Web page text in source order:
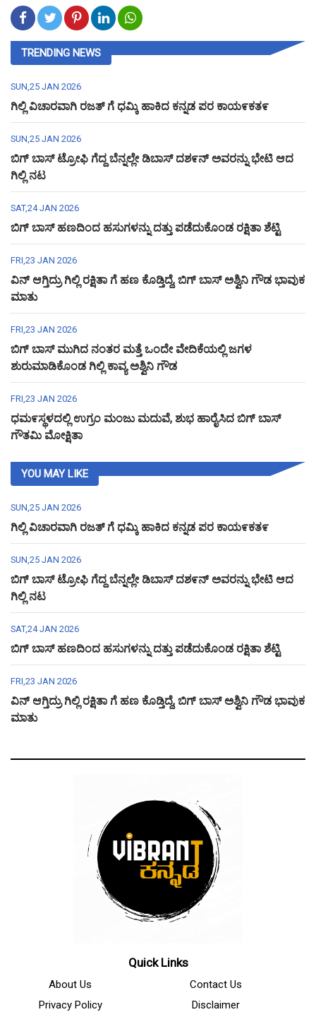
TRENDING NEWS
SUN,25 JAN 2026
ಗಿಲ್ಲಿ ವಿಚಾರವಾಗಿ ರಜತ್ ಗೆ ಧಮ್ಕಿ ಹಾಕಿದ ಕನ್ನಡ ಪರ ಕಾಯ೯ಕತ೯
SUN,25 JAN 2026
ಬಿಗ್ ಬಾಸ್ ಟ್ರೋಫಿ ಗೆದ್ದ ಬೆನ್ನಲ್ಲೇ ಡಿಬಾಸ್ ದಶ೯ನ್ ಅವರನ್ನು ಭೇಟಿ ಆದ
ಗಿಲ್ಲಿ ನಟ
SAT,24 JAN 2026
ಬಿಗ್ ಬಾಸ್ ಹಣದಿಂದ ಹಸುಗಳನ್ನು ದತ್ತು ಪಡೆದುಕೊಂಡ ರಕ್ಷಿತಾ ಶೆಟ್ಟಿ
FRI,23 JAN 2026
ವಿನ್ ಆಗ್ತಿದ್ರು ಗಿಲ್ಲಿ ರಕ್ಷಿತಾ ಗೆ ಹಣ ಕೊಡ್ತಿದ್ದೆ, ಬಿಗ್ ಬಾಸ್ ಅಶ್ವಿನಿ ಗೌಡ ಭಾವುಕ
ಮಾತು
FRI,23 JAN 2026
ಬಿಗ್ ಬಾಸ್ ಮುಗಿದ ನಂತರ ಮತ್ತೆ ಒಂದೇ ವೇದಿಕೆಯಲ್ಲಿ ಜಗಳ
ಶುರುಮಾಡಿಕೊಂಡ ಗಿಲ್ಲಿ ಕಾವ್ಯ ಅಶ್ವಿನಿ ಗೌಡ
FRI,23 JAN 2026
ಧಮ೯ಸ್ಥಳದಲ್ಲಿ ಉಗ್ರಂ ಮಂಜು ಮದುವೆ, ಶುಭ ಹಾರೈಸಿದ ಬಿಗ್ ಬಾಸ್
ಗೌತಮಿ ಮೋಕ್ಷಿತಾ
YOU MAY LIKE
SUN,25 JAN 2026
ಗಿಲ್ಲಿ ವಿಚಾರವಾಗಿ ರಜತ್ ಗೆ ಧಮ್ಕಿ ಹಾಕಿದ ಕನ್ನಡ ಪರ ಕಾಯ೯ಕತ೯
SUN,25 JAN 2026
ಬಿಗ್ ಬಾಸ್ ಟ್ರೋಫಿ ಗೆದ್ದ ಬೆನ್ನಲ್ಲೇ ಡಿಬಾಸ್ ದಶ೯ನ್ ಅವರನ್ನು ಭೇಟಿ ಆದ
ಗಿಲ್ಲಿ ನಟ
SAT,24 JAN 2026
ಬಿಗ್ ಬಾಸ್ ಹಣದಿಂದ ಹಸುಗಳನ್ನು ದತ್ತು ಪಡೆದುಕೊಂಡ ರಕ್ಷಿತಾ ಶೆಟ್ಟಿ
FRI,23 JAN 2026
ವಿನ್ ಆಗ್ತಿದ್ರು ಗಿಲ್ಲಿ ರಕ್ಷಿತಾ ಗೆ ಹಣ ಕೊಡ್ತಿದ್ದೆ, ಬಿಗ್ ಬಾಸ್ ಅಶ್ವಿನಿ ಗೌಡ ಭಾವುಕ
ಮಾತು
Quick Links
About Us
Contact Us
Privacy Policy
Disclaimer